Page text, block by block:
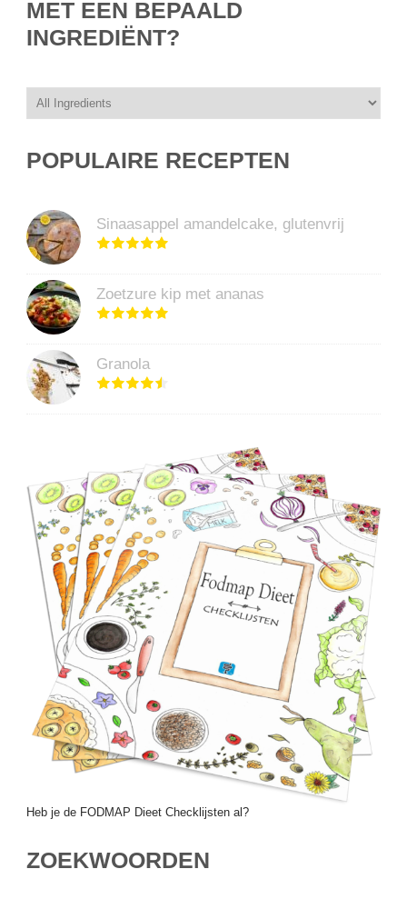
MET EEN BEPAALD
INGREDIËNT?
POPULAIRE RECEPTEN
Sinaasappel amandelcake, glutenvrij
Zoetzure kip met ananas
Granola
Heb je de FODMAP Dieet Checklijsten al?
ZOEKWOORDEN